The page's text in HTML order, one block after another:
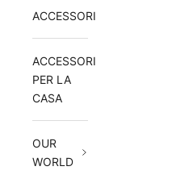
ACCESSORI
ACCESSORI
PER LA
CASA
OUR
WORLD